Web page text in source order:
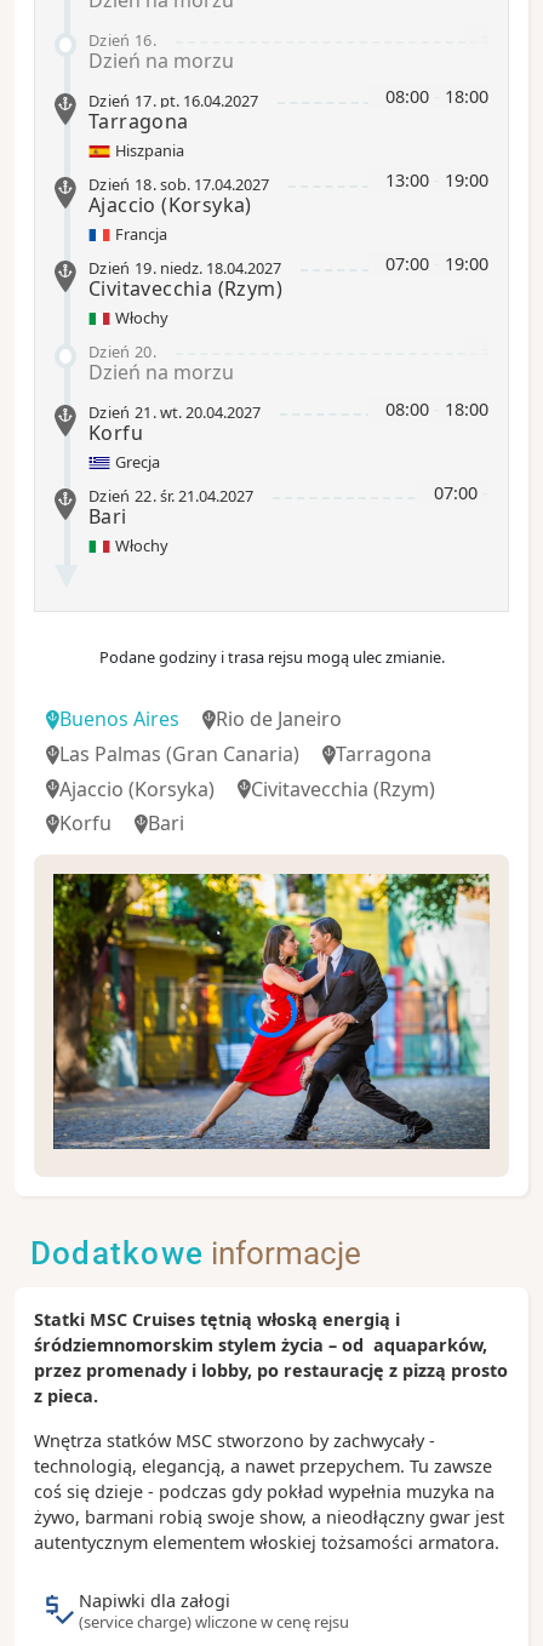
Dzień 16.
Dzień na morzu
08:00 18:00
Dzień 17. pt.16.04.2027
Tarragona
Hiszpania
13:00 19:00
Dzień 18.sob.17.04.2027
Ajaccio(Korsyka)
Francja
07:00 19:00
Dzień 19. niedz.18.04.2027
Civitavecchia (Rzym)
Włochy
Dzień 20.
Dzień na morzu
08:00 18:00
Dzień 21 .wt.20.04.2027
Korfu
Grecja
07:00
Dzień 22.śr.21.04.2027
Bari
Włochy
Podane godziny i trasa rejsu mogą ulec zmianie.
Buenos Aires
Rio de Janeiro
Las Palmas (Gran Canaria)
Tarragona
Ajaccio (Korsyka) Civitavecchia (Rzym)
Korfu
Bari
Buenos Aires w dosłownym tłumaczeniu oznacza
kosmopolityczne miasto nieodłączenie kojarzone
jego niezwykły klimat, który podkreślony jest
wyjątkową architekturą.
Zobacz koniecznie:
Caminito
- artystyczna i monumentalna nekropolia Recoleta,
gdzie spoczywa Eva Peron
- główny plac - Plaza de Mayo z pałacem
prezydenckim Casa Rosada
Ciekawostki:
Dodatkowe informacje
Statki MSC Cruises tętnią włoską energią i
śródziemnomorskim stylem życia – od aquaparków,
przez promenady i lobby, po restaurację z pizzą prosto
z pieca.
Wnętrza statków MSC stworzono by zachwycały -
technologią, elegancją, a nawet przepychem. Tu zawsze
coś się dzieje - podczas gdy pokład wypełnia muzyka na
żywo, barmani robią swoje show, a nieodłączny gwar jest
autentycznym elementem włoskiej tożsamości armatora.
Napiwki dla załogi
(service charge) wliczone w cenę rejsu